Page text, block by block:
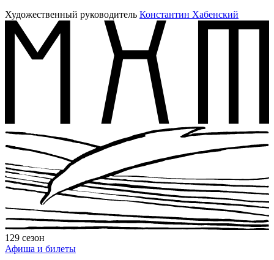
Художественный руководитель Константин Хабенский
129 сезон
Афиша и билеты